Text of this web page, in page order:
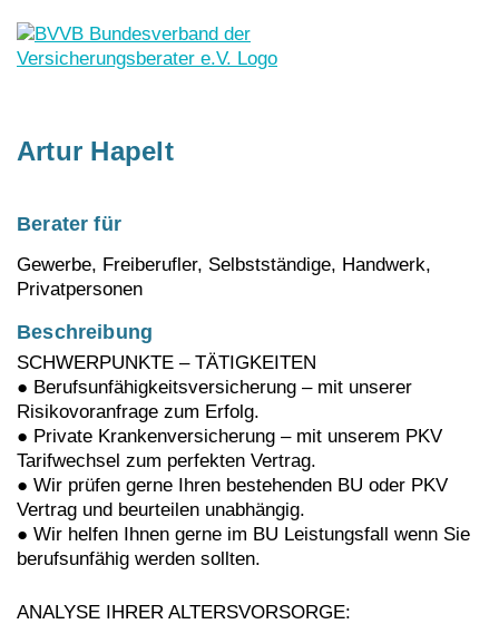
SkipArtur Hapelt
Berater für
Gewerbe, Freiberufler, Selbstständige, Handwerk,
Privatpersonen
Beschreibung
SCHWERPUNKTE – TÄTIGKEITEN
● Berufsunfähigkeitsversicherung – mit unserer
Risikovoranfrage zum Erfolg.
● Private Krankenversicherung – mit unserem PKV
Tarifwechsel zum perfekten Vertrag.
● Wir prüfen gerne Ihren bestehenden BU oder PKV
Vertrag und beurteilen unabhängig.
● Wir helfen Ihnen gerne im BU Leistungsfall wenn Sie
berufsunfähig werden sollten.
ANALYSE IHRER ALTERSVORSORGE: